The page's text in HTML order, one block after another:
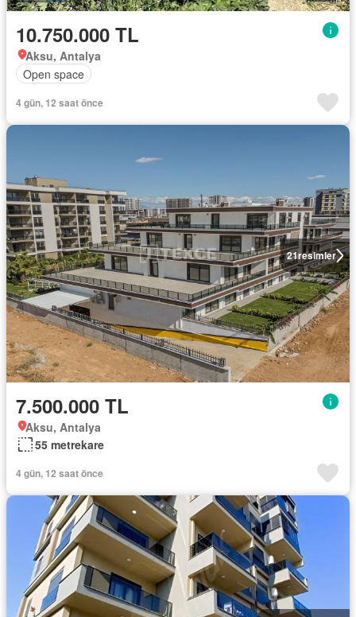
10.750.000 TL
Aksu, Antalya
Open space
4 gün, 12 saat önce
21resimler
7.500.000 TL
Aksu, Antalya
55 metrekare
4 gün, 12 saat önce